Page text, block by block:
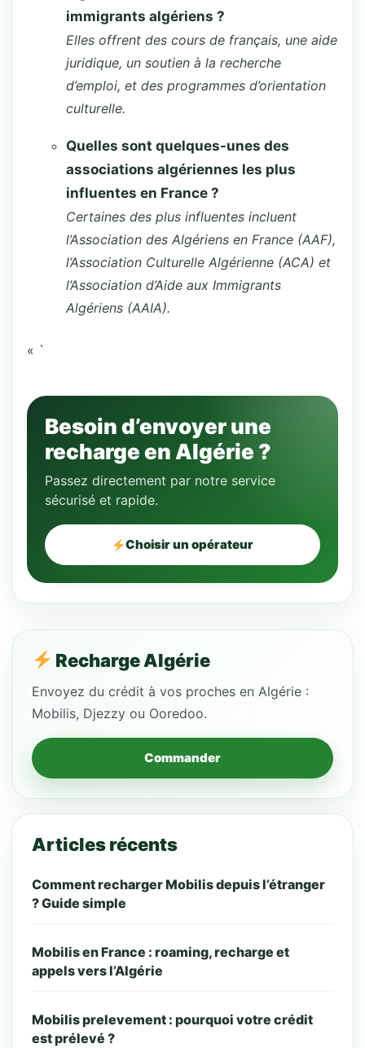
immigrants algériens ?
Elles offrent des cours de français, une aide
juridique, un soutien à la recherche
d’emploi, et des programmes d’orientation
culturelle.
Quelles sont quelques-unes des
associations algériennes les plus
influentes en France ?
Certaines des plus influentes incluent
l’Association des Algériens en France (AAF),
l’Association Culturelle Algérienne (ACA) et
l’Association d’Aide aux Immigrants
Algériens (AAIA).
« `
Besoin d’envoyer une
recharge en Algérie ?
Passez directement par notre service
sécurisé et rapide.
Choisir un opérateur
Recharge Algérie
Envoyez du crédit à vos proches en Algérie :
Mobilis, Djezzy ou Ooredoo.
Commander
Articles récents
Comment recharger Mobilis depuis l’étranger
? Guide simple
Mobilis en France : roaming, recharge et
appels vers l’Algérie
Mobilis prelevement : pourquoi votre crédit
est prélevé ?